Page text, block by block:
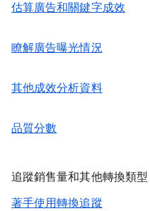
估算廣告和關鍵字成效
瞭解廣告曝光情況
其他成效分析資料
品質分數
追蹤銷售量和其他轉換類型
著手使用轉換追蹤